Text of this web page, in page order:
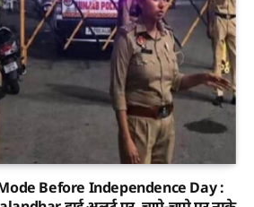
Before Independence Day :